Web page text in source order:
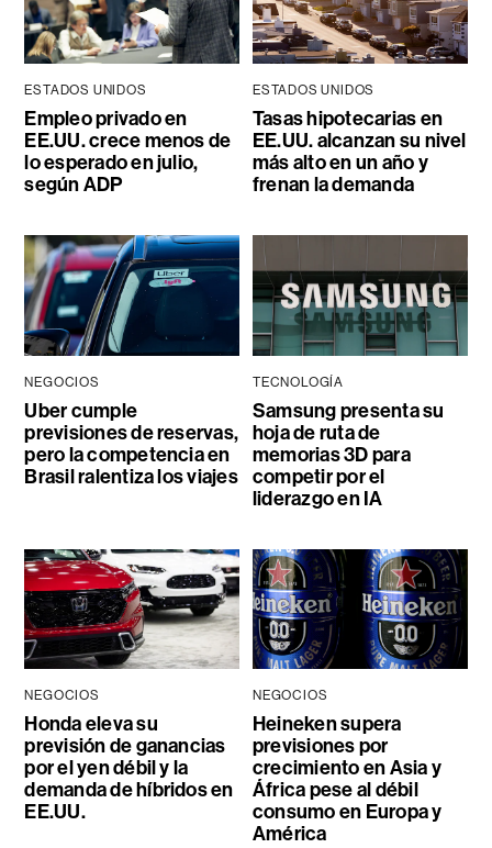
ESTADOS UNIDOS
Empleo privado en
EE.UU. crece menos de
lo esperado en julio,
según ADP
ESTADOS UNIDOS
Tasas hipotecarias en
EE.UU. alcanzan su nivel
más alto en un año y
frenan la demanda
NEGOCIOS
Uber cumple
previsiones de reservas,
pero la competencia en
Brasil ralentiza los viajes
TECNOLOGÍA
Samsung presenta su
hoja de ruta de
memorias 3D para
competir por el
liderazgo en IA
NEGOCIOS
Honda eleva su
previsión de ganancias
por el yen débil y la
demanda de híbridos en
EE.UU.
NEGOCIOS
Heineken supera
previsiones por
crecimiento en Asia y
África pese al débil
consumo en Europa y
América